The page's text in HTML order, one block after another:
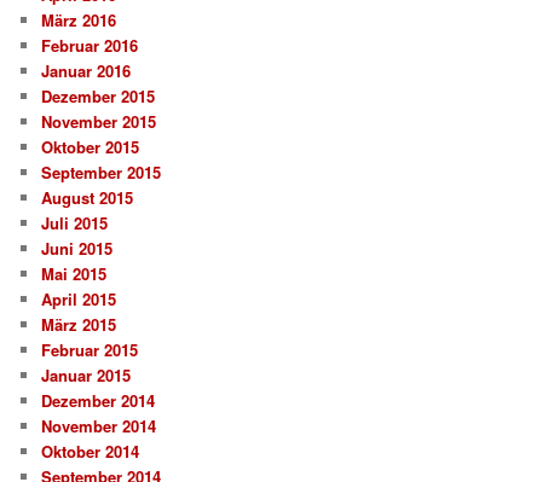
März 2016
Februar 2016
Januar 2016
Dezember 2015
November 2015
Oktober 2015
September 2015
August 2015
Juli 2015
Juni 2015
Mai 2015
April 2015
März 2015
Februar 2015
Januar 2015
Dezember 2014
November 2014
Oktober 2014
September 2014